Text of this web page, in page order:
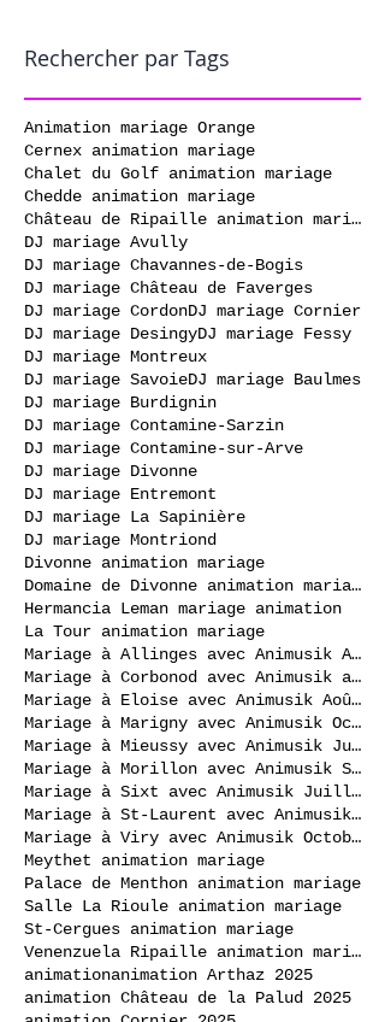
Rechercher par Tags
Animation mariage Orange
Cernex animation mariage
Chalet du Golf animation mariage
Chedde animation mariage
Château de Ripaille animation mariage
DJ mariage Avully
DJ mariage Chavannes-de-Bogis
DJ mariage Château de Faverges
DJ mariage CordonDJ mariage Cornier
DJ mariage DesingyDJ mariage Fessy
DJ mariage Montreux
DJ mariage SavoieDJ mariage Baulmes
DJ mariage Burdignin
DJ mariage Contamine-Sarzin
DJ mariage Contamine-sur-Arve
DJ mariage Divonne
DJ mariage Entremont
DJ mariage La Sapinière
DJ mariage Montriond
Divonne animation mariage
Domaine de Divonne animation mariage
Hermancia Leman mariage animation
La Tour animation mariage
Mariage à Allinges avec Animusik Août 2020
Mariage à Corbonod avec Animusik avril 2023
Mariage à Eloise avec Animusik Août 2020
Mariage à Marigny avec Animusik Octobre 2020
Mariage à Mieussy avec Animusik Juillet 2020
Mariage à Morillon avec Animusik Septembre 2020
Mariage à Sixt avec Animusik Juillet 2020
Mariage à St-Laurent avec Animusik Septembre 2020
Mariage à Viry avec Animusik Octobre 2020
Meythet animation mariage
Palace de Menthon animation mariage
Salle La Rioule animation mariage
St-Cergues animation mariage
Venenzuela Ripaille animation mariage
animationanimation Arthaz 2025
animation Château de la Palud 2025